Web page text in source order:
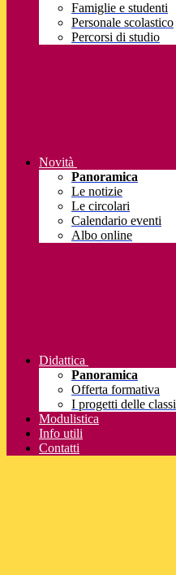
Famiglie e studenti
Personale scolastico
Percorsi di studio
Novità
Panoramica
Le notizie
Le circolari
Calendario eventi
Albo online
Didattica
Panoramica
Offerta formativa
I progetti delle classi
Modulistica
Info utili
Contatti